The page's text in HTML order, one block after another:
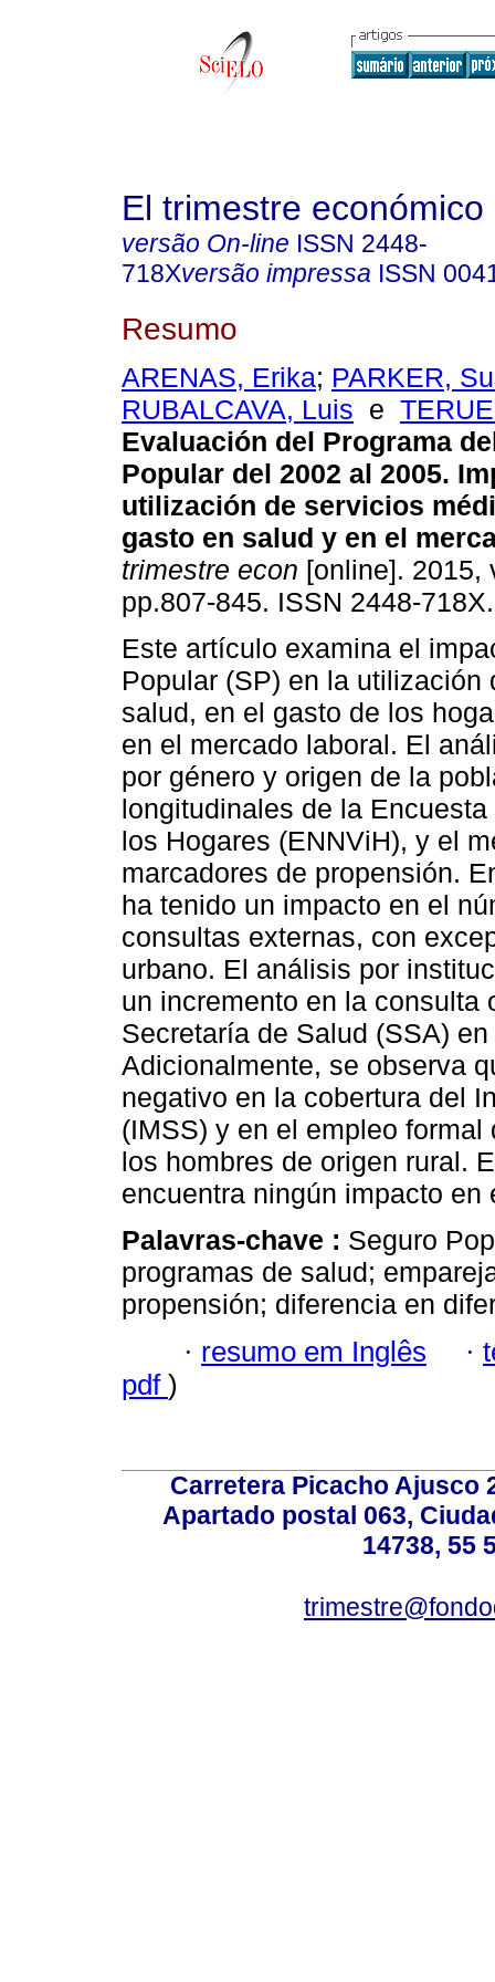
El trimestre económico
versão On-line ISSN 2448-
718Xversão impressa ISSN
Resumo
ARENAS, Erika; PARKER,
RUBALCAVA, Luis e
Evaluación del Programa
Popular del 2002 al 2005.
utilización de servicios
gasto en salud y en el
trimestre econ [online]. 2015,
pp.807-845. ISSN 2448-718X.
Este artículo examina el
Popular (SP) en la utilización
salud, en el gasto de los
en el mercado laboral. El
por género y origen de la
longitudinales de la
los Hogares (ENNViH), y el
marcadores de propensión.
ha tenido un impacto en el
consultas externas, con
urbano. El análisis por
un incremento en la consulta
Secretaría de Salud (SSA)
Adicionalmente, se observa
negativo en la cobertura del
(IMSS) y en el empleo
los hombres de origen rural.
encuentra ningún impacto en
Palavras-chave : Seguro
programas de salud;
propensión; diferencia en
· resumo em Inglês ·
pdf )
Carretera Picacho Ajusco
Apartado postal 063,
14738, 55